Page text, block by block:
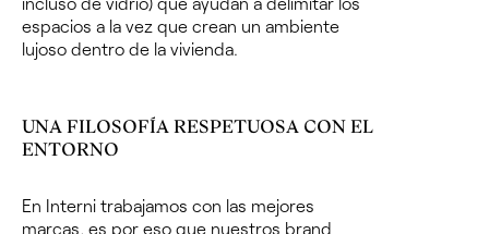
espacios a la vez que crean un ambiente
lujoso dentro de la vivienda.
UNA FILOSOFÍA RESPETUOSA CON EL
ENTORNO
En Interni trabajamos con las mejores
marcas, es por eso que nuestros brand